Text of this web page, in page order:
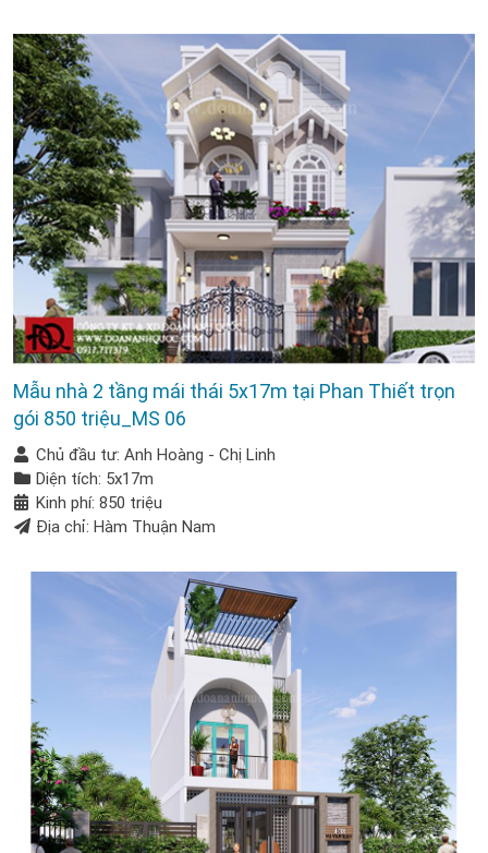
Mẫu nhà 2 tầng mái thái 5x17m tại Phan Thiết trọn
gói 850 triệu_MS 06
Chủ đầu tư: Anh Hoàng - Chị Linh
Diện tích: 5x17m
Kinh phí: 850 triệu
Địa chỉ: Hàm Thuận Nam